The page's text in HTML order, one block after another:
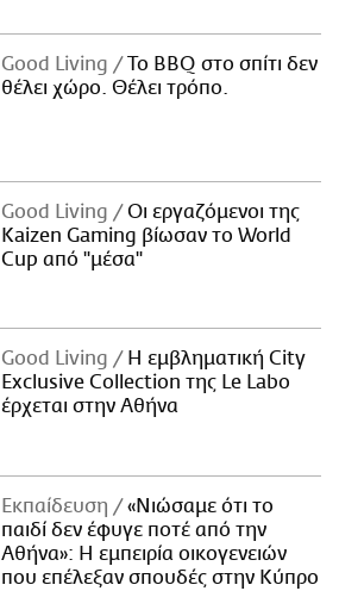
Good Living
Το BBQ στο σπίτι δεν
θέλει χώρο. Θέλει τρόπο.
Good Living
Οι εργαζόμενοι της
Kaizen Gaming βίωσαν το World
Cup από "μέσα"
Good Living
Η εμβληματική City
Exclusive Collection της Le Labo
έρχεται στην Αθήνα
Εκπαίδευση
«Νιώσαμε ότι το
παιδί δεν έφυγε ποτέ από την
Αθήνα»: Η εμπειρία οικογενειών
που επέλεξαν σπουδές στην Κύπρο